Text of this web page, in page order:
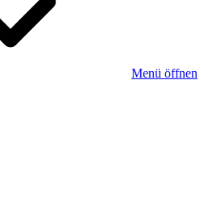
Menü öffnen